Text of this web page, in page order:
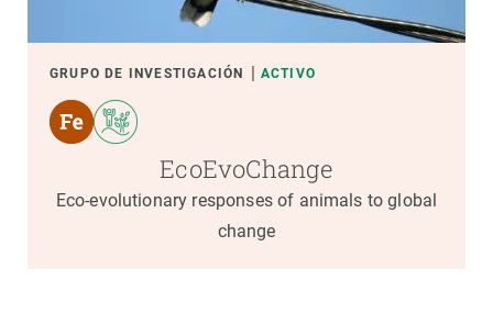
GRUPO DE INVESTIGACIÓN ACTIVO
EcoEvoChange
Eco-evolutionary responses of animals to global
change